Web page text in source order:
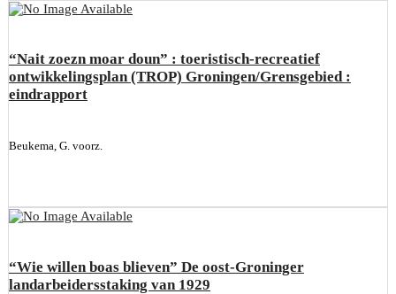
“Nait zoezn moar doun” : toeristisch-recreatief
ontwikkelingsplan (TROP) Groningen/Grensgebied :
eindrapport
Beukema, G. voorz.
“Wie willen boas blieven” De oost-Groninger
landarbeidersstaking van 1929